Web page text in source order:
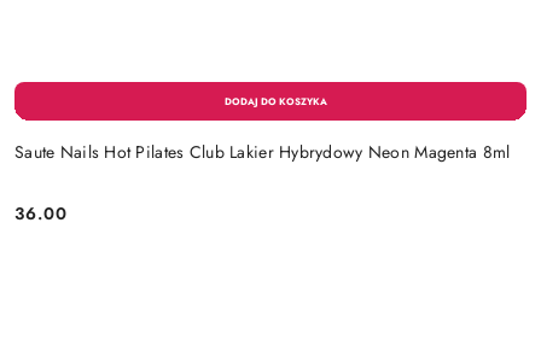
Saute Nails Hot Pilates Club Lakier Hybrydowy Neon Magenta 8ml
Cena:
36.00